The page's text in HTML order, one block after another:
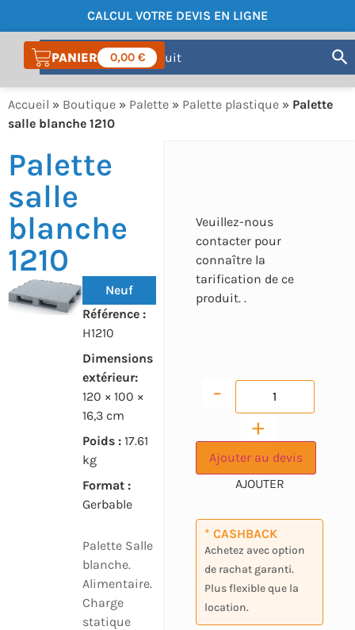
CALCUL VOTRE DEVIS EN LIGNE
COMPTE 0,00 €
Accueil » Boutique » Palette » Palette plastique » Palette
salle blanche 1210
Palette
salle
blanche
1210
Neuf
Référence :
H1210
Dimensions
extérieur:
120 × 100 ×
16,3 cm
Poids :17.61
kg
Format :
Gerbable
Palette Salle
blanche.
Alimentaire.
Charge
statique
Veuillez-nous
contacter pour
connaître la
tarification de ce
produit. .
-
+
Ajouter au devis
* CASHBACK
Achetez avec option
de rachat garanti.
Plus flexible que la
location.